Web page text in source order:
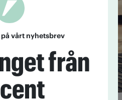
vårt nyhetsbrev
från